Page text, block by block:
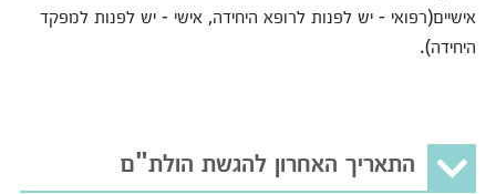
אישיים(רפואי - יש לפנות לרופא היחידה, אישי - יש לפנות למפקד
היחידה).
התאריך האחרון להגשת הולת"ם